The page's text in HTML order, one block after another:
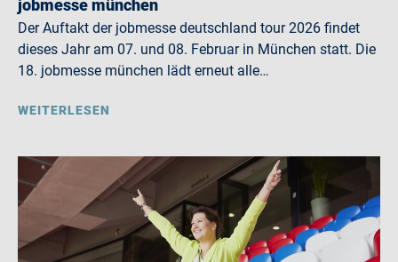
jobmesse münchen
Der Auftakt der jobmesse deutschland tour 2026 findet
dieses Jahr am 07. und 08. Februar in München statt. Die
18. jobmesse münchen lädt erneut alle…
WEITERLESEN